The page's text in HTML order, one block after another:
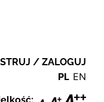
/ ZALOGUJ
PL EN